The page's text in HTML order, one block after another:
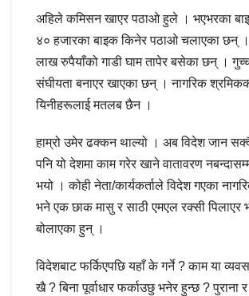
अहिले कमिसन खाएर पठाओ हुले । भएभरका
४० हजारका बाइक किनेर पठाओ चलाएका छन्
लाख रुपैयाँको गाडी घाम तापेर बसेका छन् ।
संघीयता बनाएर खाएका छन् । नागरिक
यिनीहरूलाई मतलब छैन ।
हाम्रो उमेर ढक्कन थाल्यो । अब विदेश जान
पनि यो देशमा काम गरेर खाने वातावरण
भयो । कोही नेता/कार्यकर्ताले विदेश गएका
भने एक छाक मासु र साठी एमएल रक्सी पिलाएर
बोलाएका हुन् ।
विदेशबाट फर्किएपछि यहाँ के गर्ने ? काम या
खै ? बिना पूर्वाधार फर्काउछु भनेर हुन्छ ? पुराना